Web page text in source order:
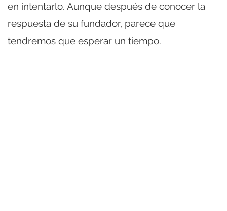
en intentarlo. Aunque después de conocer la
respuesta de su fundador, parece que
tendremos que esperar un tiempo.